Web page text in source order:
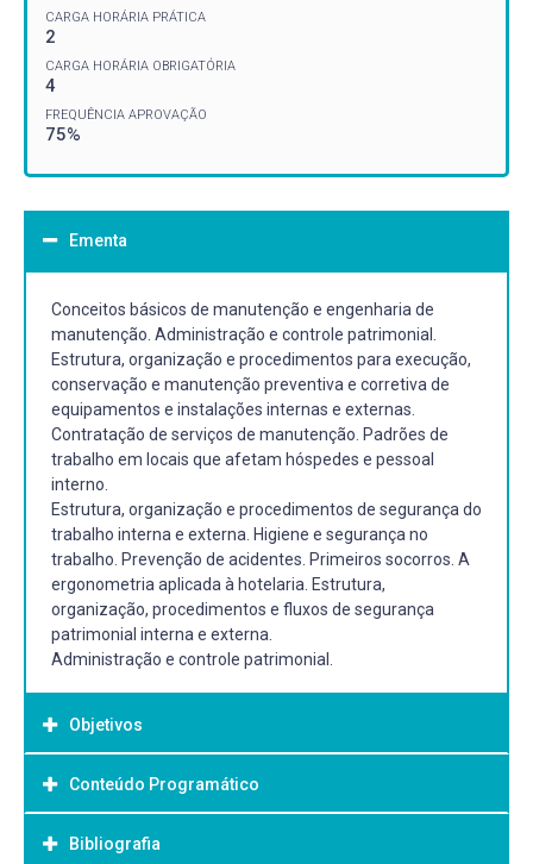
CARGA HORÁRIA PRÁTICA
2
CARGA HORÁRIA OBRIGATÓRIA
4
FREQUÊNCIA APROVAÇÃO
75%
Ementa
Conceitos básicos de manutenção e engenharia de
manutenção. Administração e controle patrimonial.
Estrutura, organização e procedimentos para execução,
conservação e manutenção preventiva e corretiva de
equipamentos e instalações internas e externas.
Contratação de serviços de manutenção. Padrões de
trabalho em locais que afetam hóspedes e pessoal
interno.
Estrutura, organização e procedimentos de segurança do
trabalho interna e externa. Higiene e segurança no
trabalho. Prevenção de acidentes. Primeiros socorros. A
ergonometria aplicada à hotelaria. Estrutura,
organização, procedimentos e fluxos de segurança
patrimonial interna e externa.
Administração e controle patrimonial.
Objetivos
Objetivo Geral:
Preparar os alunos para a importância da Manutenção
nos Meios de Hospedagem.
Conteúdo Programático
1. Planejamento.
Bibliografia